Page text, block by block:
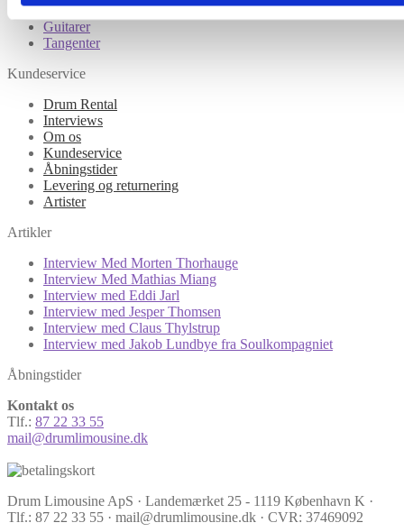
Lydudstyr
Guitarer
Tangenter
Kundeservice
Drum Rental
Interviews
Om os
Kundeservice
Åbningstider
Levering og returnering
Artister
Artikler
Interview Med Morten Thorhauge
Interview Med Mathias Miang
Interview med Eddi Jarl
Interview med Jesper Thomsen
Interview med Claus Thylstrup
Interview med Jakob Lundbye fra Soulkompagniet
Åbningstider
Kontakt os
Tlf.: 87 22 33 55
mail@drumlimousine.dk
Drum Limousine ApS · Landemærket 25 - 1119 København K ·
Tlf.: 87 22 33 55 · mail@drumlimousine.dk · CVR: 37469092